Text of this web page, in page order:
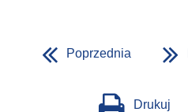
Poprzednia
Drukuj